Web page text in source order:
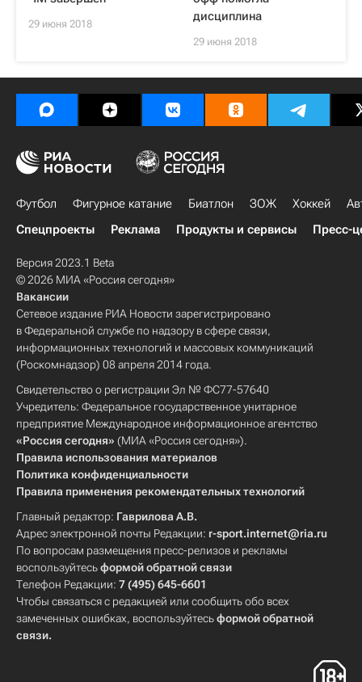
29 июня 2018
дисциплина
29 июня 2018
Футбол Фигурное катание Биатлон ЗОЖ Хоккей
Спецпроекты
Реклама Продукты и сервисы Пресс-
Версия 2023.1 Beta
© 2026 МИА «Россия сегодня»
Вакансии
Сетевое издание РИА Новости зарегистрировано
в Федеральной службе по надзору в сфере связи,
информационных технологий и массовых коммуникаций
(Роскомнадзор) 08 апреля 2014 года.
Свидетельство о регистрации Эл № ФС77-57640
Учредитель: Федеральное государственное унитарное
предприятие Международное информационное агентство
«Россия сегодня» (МИА «Россия сегодня»).
Правила использования материалов
Политика конфиденциальности
Правила применения рекомендательных технологий
Главный редактор: Гаврилова А.В.
Адрес электронной почты Редакции: r-sport.internet@ria.ru
По вопросам размещения пресс-релизов и рекламы
воспользуйтесьформой обратной связи
Телефон Редакции: 7 (495) 645-6601
Чтобы связаться с редакцией или сообщить обо всех
замеченных ошибках, воспользуйтесьформой обратной
связи.